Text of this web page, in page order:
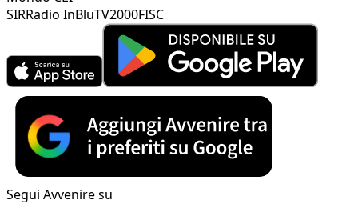
SIRRadio InBluTV2000FISC
Segui Avvenire su